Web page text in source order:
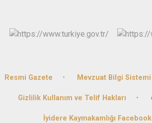
Resmi Gazete Mevzuat Bilgi Sistemi
Gizlilik Kullanım ve Telif Hakları
İyidere Kaymakamlığı Facebook